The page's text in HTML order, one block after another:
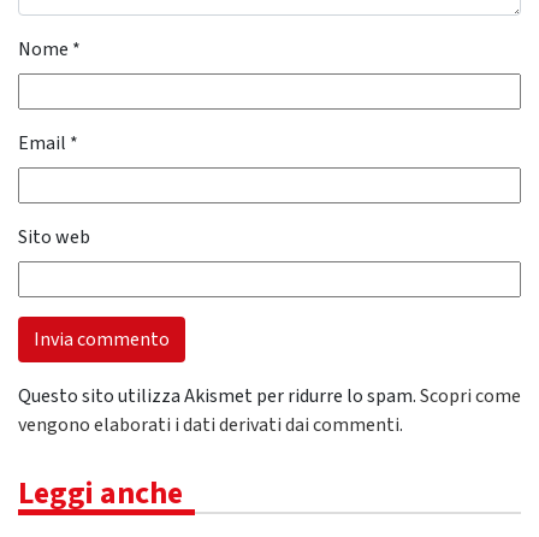
Nome *
Email *
Sito web
Questo sito utilizza Akismet per ridurre lo spam.Scopri come
vengono elaborati i dati derivati dai commenti.
Leggi anche